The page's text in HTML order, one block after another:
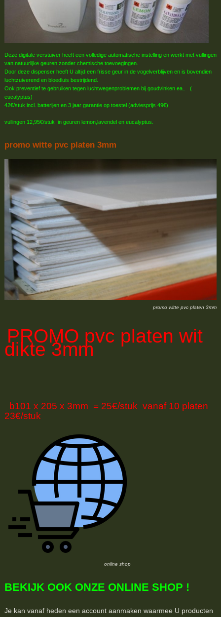
Deze digitale verstuiver heeft een volledige automatische instelling en werkt met vullingen
van natuurlijke geuren zonder chemische toevoegingen.
Door deze dispenser heeft U altijd een frisse geur in de vogelverblijven en is bovendien
luchtzuiverend en bloedluis bestrijdend.
Ook preventief te gebruiken tegen luchtwegenproblemen bij goudvinken ea.. (
eucalyptus)
42€/stuk incl. batterijen en 3 jaar garantie op toestel (adviesprijs 49€)
vullingen 12,95€/stuk in geuren lemon,lavendel en eucalyptus.
promo witte pvc platen 3mm
promo witte pvc platen 3mm
PROMO pvc platen wit
dikte 3mm
b101 x 205 x 3mm = 25€/stuk vanaf 10 platen
23€/stuk
online shop
BEKIJK OOK ONZE ONLINE SHOP !
Je kan vanaf heden een account aanmaken waarmee U producten